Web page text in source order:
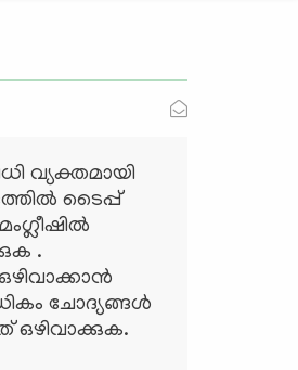
വ്യക്തമായി
ടൈപ്പ്
.
ചോദ്യങ്ങള്‍
ഒഴിവാക്കുക.